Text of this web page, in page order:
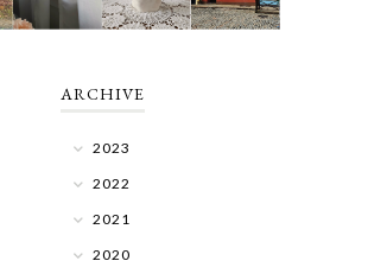
ARCHIVE
2023
2022
2021
2020